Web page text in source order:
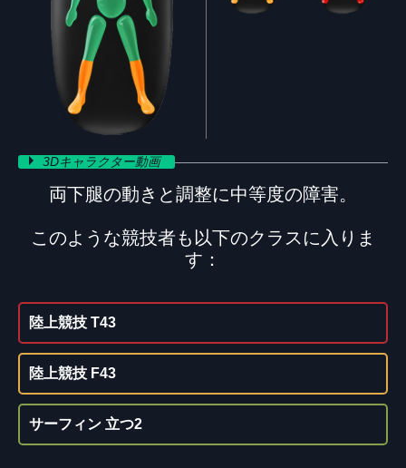
3Dキャラクター動画
両下腿の動きと調整に中等度の障害。
このような競技者も以下のクラスに入りま
す：
陸上競技 T43
陸上競技 F43
サーフィン 立つ2